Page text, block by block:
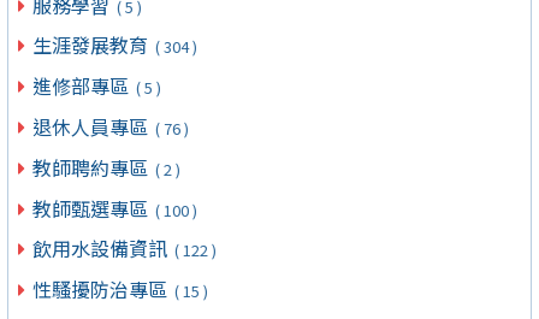
( 5 )
生涯發展教育 ( 304 )
進修部專區 ( 5 )
退休人員專區 ( 76 )
教師聘約專區 ( 2 )
教師甄選專區 ( 100 )
飲用水設備資訊 ( 122 )
性騷擾防治專區 ( 15 )